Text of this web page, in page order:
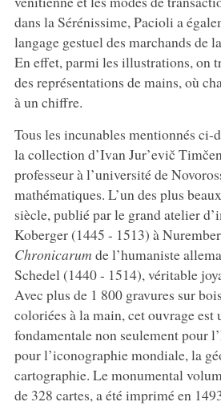
dans la Sérénissime, Pacioli a
langage gestuel des marchands de
En effet, parmi les illustrations, on
des représentations de mains, où
à un chiffre.
Tous les incunables mentionnés ci-
la collection d’Ivan Jur’evič
professeur à l’université de
mathématiques. L’un des plus
siècle, publié par le grand atelier
Koberger (1445 - 1513) à
Chronicarum de l’humaniste
Schedel (1440 - 1514), véritable
Avec plus de 1 800 gravures sur
coloriées à la main, cet ouvrage est
fondamentale non seulement pour
pour l’iconographie mondiale, la
cartographie. Le monumental
de 328 cartes, a été imprimé en